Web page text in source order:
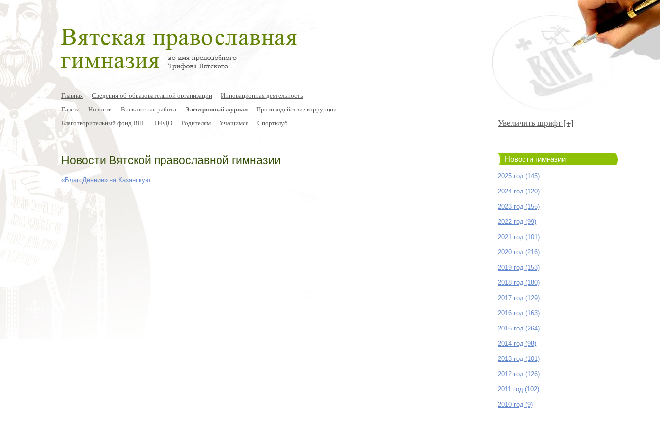
Главная Сведения об образовательной организации
Инновационная деятельность
Газета
Новости Внеклассная работа Электронный журнал
Противодействие коррупции
Благотворительный фонд ВПГ
ПФДО Родителям Учащимся Спортклуб Увеличить шрифт [+]
Новости Вятской православной гимназии
«БлагоДеяние» на Казанскую
Новости гимназии
2025 год (145)
2024 год (120)
2023 год (155)
2022 год (99)
2021 год (101)
2020 год (216)
2019 год (153)
2018 год (180)
2017 год (129)
2016 год (163)
2015 год (264)
2014 год (98)
2013 год (101)
2012 год (126)
2011 год (102)
2010 год (9)